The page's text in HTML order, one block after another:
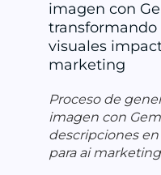
Proceso de
imagen con
descripciones
para ai marketing